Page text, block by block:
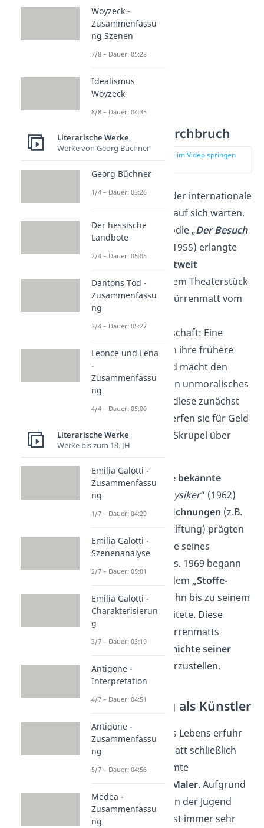
Der große Durchbruch
zur Stelle im Video springen
Danach ließ auch der internationale
Erfolg nicht lange auf sich warten.
Mit der Tragikomödie „Der Besuch
“ (1955) erlangte
der Schweizer
weltweit
Berühmtheit
. In dem Theaterstück
sprach Friedrich Dürrenmatt vom
Verhalten der
Wohlstandsgesellschaft: Eine
Millionärin kehrt in ihre frühere
Heimat zurück und macht den
Dorfbewohnern ein unmoralisches
Angebot. Obwohl diese zunächst
abgeneigt sind, werfen sie für Geld
schließlich all ihre Skrupel über
Bord.
Zahlreicheweitere bekannte
Werke
Die Physiker“ (1962)
undetliche Auszeichnungen (z.B.
Preis der Schillerstiftung) prägten
die folgenden Jahre seines
Schriftstellerlebens. 1969 begann
er außerdem mit dem „Stoffe-
Projekt“, welches ihn bis zu seinem
Lebensende begleitete. Diese
„Stoffe“ waren Dürrenmatts
Versuch,die Geschichte seiner
Schriftstellerei
darzustellen.
Anerkennung als Künstler
Gegen Ende seines Lebens erfuhr
Friedrich Dürrenmatt schließlich
die damals erträumte
Anerkennung als Maler. Aufgrund
der starken Kritik in der Jugend
hatte er seine Kunst immer sehr
Woyzeck -
Zusammenfassu
ng Szenen
7/8 – Dauer: 05:28
Idealismus
Woyzeck
8/8 – Dauer: 04:35
Literarische Werke
Werke von Georg Büchner
Georg Büchner
1/4 – Dauer: 03:26
Der hessische
Landbote
2/4 – Dauer: 05:05
Dantons Tod -
Zusammenfassu
ng
3/4 – Dauer: 05:27
Leonce und Lena
-
Zusammenfassu
ng
4/4 – Dauer: 05:00
Literarische Werke
Werke bis zum 18. JH
Emilia Galotti -
Zusammenfassu
ng
1/7 – Dauer: 04:29
Emilia Galotti -
Szenenanalyse
2/7 – Dauer: 05:01
Emilia Galotti -
Charakterisierun
g
3/7 – Dauer: 03:19
Antigone -
Interpretation
4/7 – Dauer: 04:51
Antigone -
Zusammenfassu
ng
5/7 – Dauer: 04:56
Medea -
Zusammenfassu
ng